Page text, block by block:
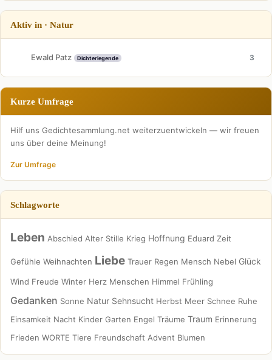
Aktiv in · Natur
Ewald Patz Dichterlegende 3
Kurze Umfrage
Hilf uns Gedichtesammlung.net weiterzuentwickeln — wir freuen
uns über deine Meinung!
Zur Umfrage
Schlagworte
Leben Abschied Alter Stille Krieg Hoffnung Eduard Zeit
Gefühle Weihnachten Liebe Trauer Regen Mensch Nebel Glück
Wind Freude Winter Herz Menschen Himmel Frühling
Gedanken Sonne Natur Sehnsucht Herbst Meer Schnee Ruhe
Einsamkeit Nacht Kinder Garten Engel Träume Traum Erinnerung
Frieden WORTE Tiere Freundschaft Advent Blumen